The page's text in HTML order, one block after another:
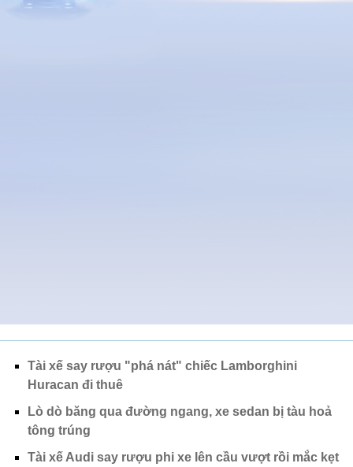
Tài xế say rượu "phá nát" chiếc Lamborghini
Huracan đi thuê
Lò dò băng qua đường ngang, xe sedan bị tàu hoả
tông trúng
Tài xế Audi say rượu phi xe lên cầu vượt rồi mắc kẹt